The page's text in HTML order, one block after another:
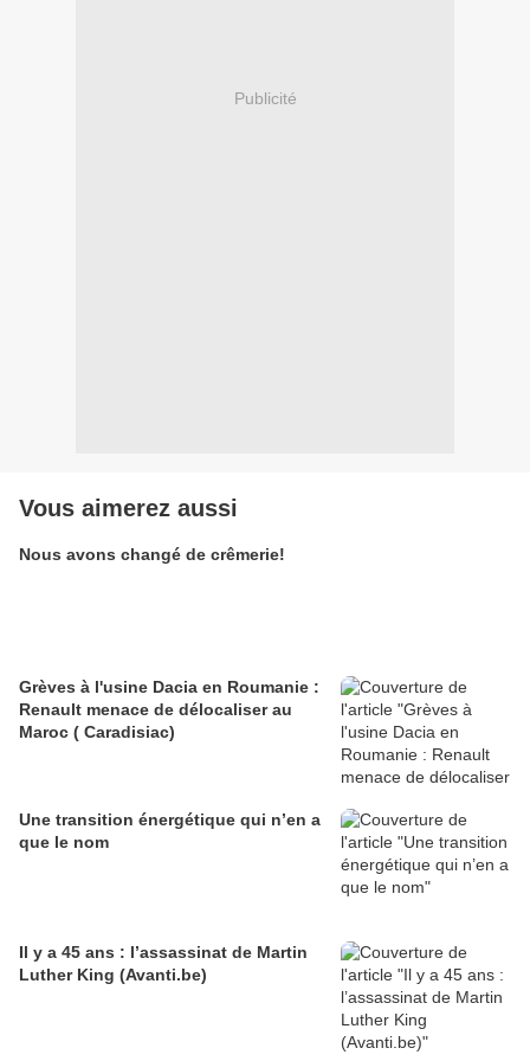
Publicité
Vous aimerez aussi
Nous avons changé de crêmerie!
Grèves à l'usine Dacia en Roumanie :
Renault menace de délocaliser au
Maroc ( Caradisiac)
Une transition énergétique qui n’en a
que le nom
Il y a 45 ans : l’assassinat de Martin
Luther King (Avanti.be)